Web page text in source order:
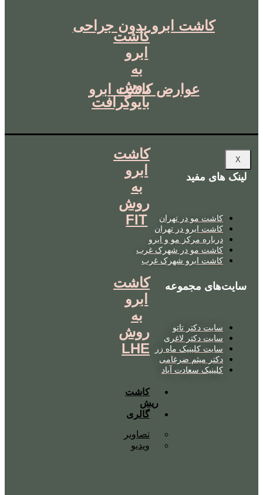
کاشت ابرو بدون جراحی
عوارض کاشت ابرو
X
کاشت
ابرو
به
روش
بایوگرافت
کاشت
ابرو
به
روش
FIT
کاشت
ابرو
به
روش
LHE
کاشت
ریش
گالری
تصاویر
ویدیو
لینک های مفید
کاشت مو در تهران
کاشت ابرو در تهران
درباره مرکز مو و ابرو
کاشت مو در شهرک غرب
کاشت ابرو شهرک غرب
سایت‌های مجموعه
سایت دکتر تاتو
سایت دکتر لاغری
سایت کلینیک ماه زر
دکتر میثم ضرغامی
کلینیک سعادت آباد